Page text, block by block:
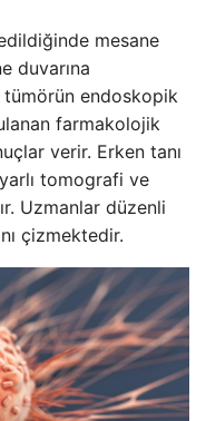
mesane
duvarına
tümörün endoskopik
farmakolojik
verir. Erken tanı
tomografi ve
Uzmanlar düzenli
çizmektedir.